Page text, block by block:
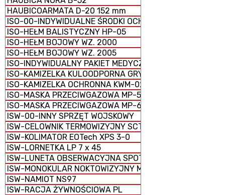
HAUBICOARMATA D-20 152 mm
ISO-00-INDYWIDUALNE ŚRODKI OCHRONY
ISO-HEŁM BALISTYCZNY HP-05
ISO-HEŁM BOJOWY WZ. 2000
ISO-HEŁM BOJOWY WZ. 2005
ISO-INDYWIDUALNY PAKIET MEDYCZNY IPMED 45 WP
ISO-KAMIZELKA KULOODPORNA GRYF PLATE CARRIER
ISO-KAMIZELKA OCHRONNA KWM-02
ISO-MASKA PRZECIWGAZOWA MP-5
ISO-MASKA PRZECIWGAZOWA MP-6
ISW-00-INNY SPRZĘT WOJSKOWY
ISW-CELOWNIK TERMOWIZYJNY SCT-RUBIN
ISW-KOLIMATOR EOTech XPS 3-0
ISW-LORNETKA LP 7 x 45
ISW-LUNETA OBSERWACYJNA SPOTTER 60
ISW-MONOKULAR NOKTOWIZYJNY MU-3M KOLIBER
ISW-NAMIOT NS97
ISW-RACJA ŻYWNOŚCIOWA PL